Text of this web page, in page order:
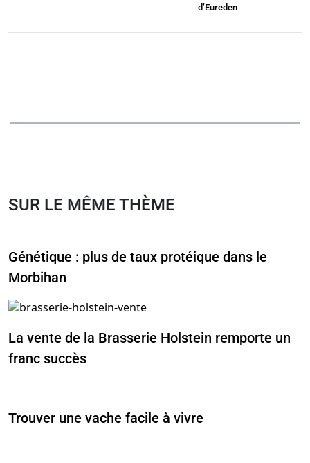
d’Eureden
SUR LE MÊME THÈME
Génétique : plus de taux protéique dans le
Morbihan
La vente de la Brasserie Holstein remporte un
franc succès
Trouver une vache facile à vivre